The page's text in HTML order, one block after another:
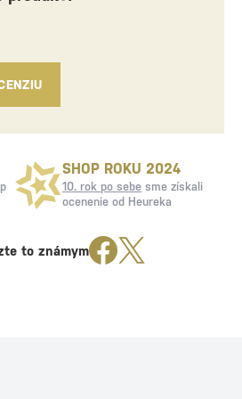
SHOP ROKU 2024
10. rok po sebe sme získali
ocenenie od Heureka
to známym